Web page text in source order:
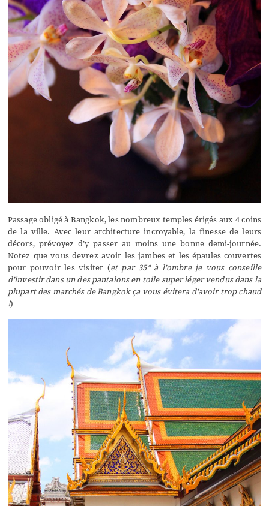
Passage obligé à Bangkok, les nombreux temples érigés aux 4 coins
de la ville. Avec leur architecture incroyable, la finesse de leurs
décors, prévoyez d’y passer au moins une bonne demi-journée.
Notez que vous devrez avoir les jambes et les épaules couvertes
pour pouvoir les visiter (et par 35° à l’ombre je vous conseille
d’investir dans un des pantalons en toile super léger vendus dans la
plupart des marchés de Bangkok ça vous évitera d’avoir trop chaud
!)